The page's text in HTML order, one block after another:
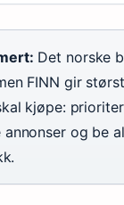
Det norske
FINN gir
kjøpe:
og be